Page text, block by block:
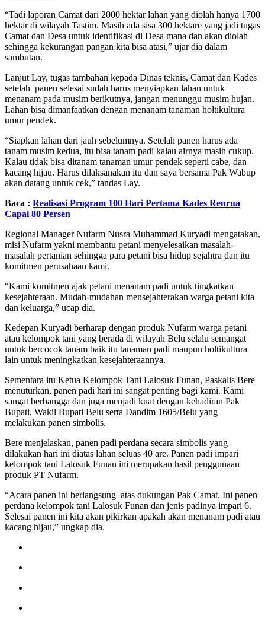
“Tadi laporan Camat dari 2000 hektar lahan yang diolah hanya 1700
hektar di wilayah Tastim. Masih ada sisa 300 hektare yang jadi tugas
Camat dan Desa untuk identifikasi di Desa mana dan akan diolah
sehingga kekurangan pangan kita bisa atasi,” ujar dia dalam
sambutan.
Lanjut Lay, tugas tambahan kepada Dinas teknis, Camat dan Kades
setelah panen selesai sudah harus menyiapkan lahan untuk
menanam pada musim berikutnya, jangan menunggu musim hujan.
Lahan bisa dimanfaatkan dengan menanam tanaman holtikultura
umur pendek.
“Siapkan lahan dari jauh sebelumnya. Setelah panen harus ada
tanam musim kedua, itu bisa tanam padi kalau airnya masih cukup.
Kalau tidak bisa ditanam tanaman umur pendek seperti cabe, dan
kacang hijau. Harus dilaksanakan itu dan saya bersama Pak Wabup
akan datang untuk cek,” tandas Lay.
Baca : Realisasi Program 100 Hari Pertama Kades Renrua
Capai 80 Persen
Regional Manager Nufarm Nusra Muhammad Kuryadi mengatakan,
misi Nufarm yakni membantu petani menyelesaikan masalah-
masalah pertanian sehingga para petani bisa hidup sejahtra dan itu
komitmen perusahaan kami.
“Kami komitmen ajak petani menanam padi untuk tingkatkan
kesejahteraan. Mudah-mudahan mensejahterakan warga petani kita
dan keluarga,” ucap dia.
Kedepan Kuryadi berharap dengan produk Nufarm warga petani
atau kelompok tani yang berada di wilayah Belu selalu semangat
untuk bercocok tanam baik itu tanaman padi maupun holtikultura
lain untuk meningkatkan kesejahteraannya.
Sementara itu Ketua Kelompok Tani Lalosuk Funan, Paskalis Bere
menuturkan, panen padi hari ini sangat penting bagi kami. Kami
sangat berbangga dan juga menjadi kuat dengan kehadiran Pak
Bupati, Wakil Bupati Belu serta Dandim 1605/Belu yang
melakukan panen simbolis.
Bere menjelaskan, panen padi perdana secara simbolis yang
dilakukan hari ini diatas lahan seluas 40 are. Panen padi impari
kelompok tani Lalosuk Funan ini merupakan hasil penggunaan
produk PT Nufarm.
“Acara panen ini berlangsung atas dukungan Pak Camat. Ini panen
perdana kelompok tani Lalosuk Funan dan jenis padinya impari 6.
Selesai panen ini kita akan pikirkan apakah akan menanam padi atau
kacang hijau,” ungkap dia.